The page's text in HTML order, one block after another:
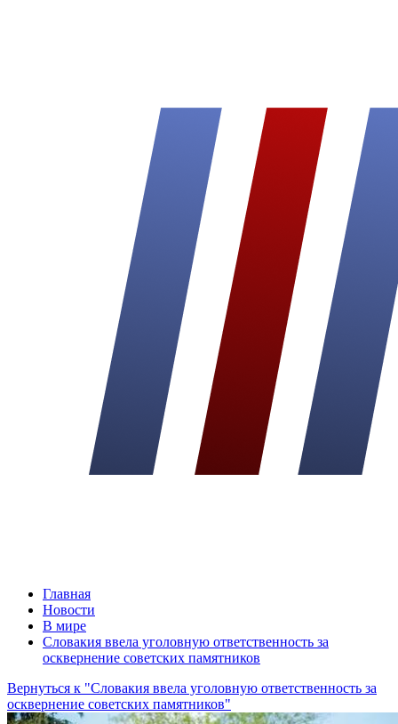
Главная
Новости
В мире
Словакия ввела уголовную ответственность за
осквернение советских памятников
Вернуться к "Словакия ввела уголовную ответственность за
осквернение советских памятников"